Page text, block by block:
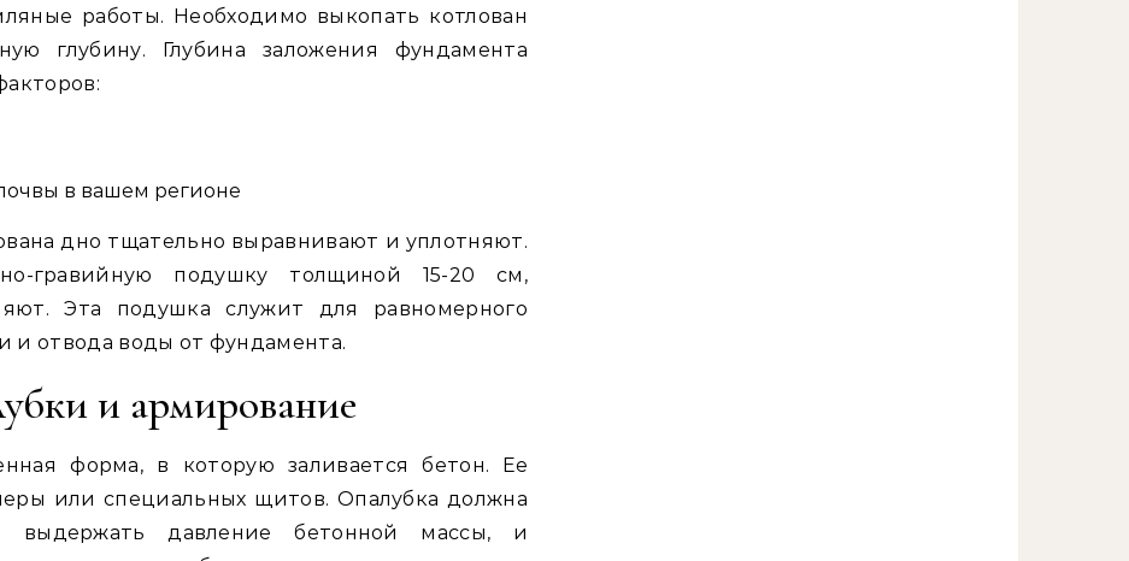
работы. Необходимо выкопать котлован
глубину. Глубина заложения фундамента
в вашем регионе
дно тщательно выравнивают и уплотняют.
гравийную подушку толщиной 15-20 см,
Эта подушка служит для равномерного
и отвода воды от фундамента.
и армирование
форма, в которую заливается бетон. Ее
или специальных щитов. Опалубка должна
выдержать давление бетонной массы, и